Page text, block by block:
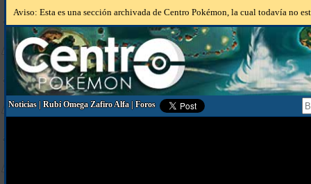
Aviso: Esta es una sección archivada de Centro Pokémon, la cual todavía no
Noticias|Rubí Omega Zafiro Alfa|Foros